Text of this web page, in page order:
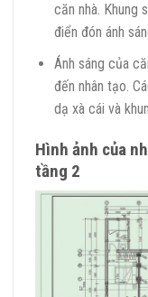
căn nhà. Khung
điển đón ánh
Ánh sáng của
đến nhân tạo.
dạ xà cái và
Hình ảnh của
tầng 2